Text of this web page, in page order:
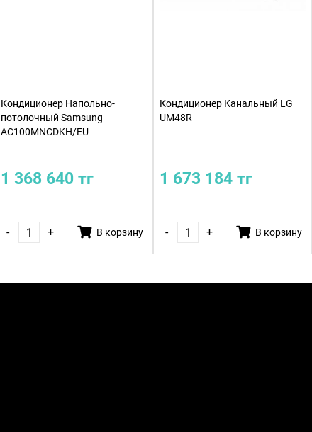
Кондиционер Напольно-
потолочный Samsung
AC100MNCDKH/EU
1 368 640 тг
- + В корзину
Кондиционер Канальный LG
UM48R
1 673 184 тг
- + В корзину